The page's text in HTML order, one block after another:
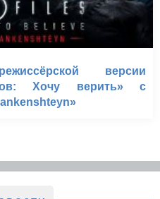
версии
Хочу верить» с